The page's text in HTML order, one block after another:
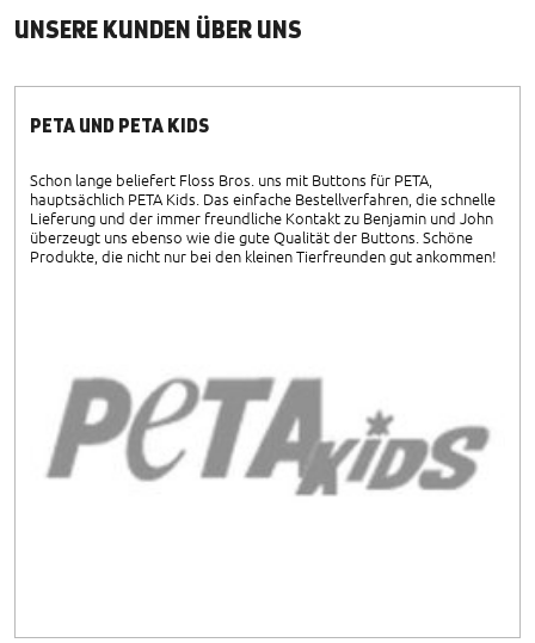
UNSERE KUNDEN ÜBER UNS
PETA UND PETA KIDS
Schon lange beliefert Floss Bros. uns mit Buttons für PETA,
hauptsächlich PETA Kids. Das einfache Bestellverfahren, die schnelle
Lieferung und der immer freundliche Kontakt zu Benjamin und John
überzeugt uns ebenso wie die gute Qualität der Buttons. Schöne
Produkte, die nicht nur bei den kleinen Tierfreunden gut ankommen!